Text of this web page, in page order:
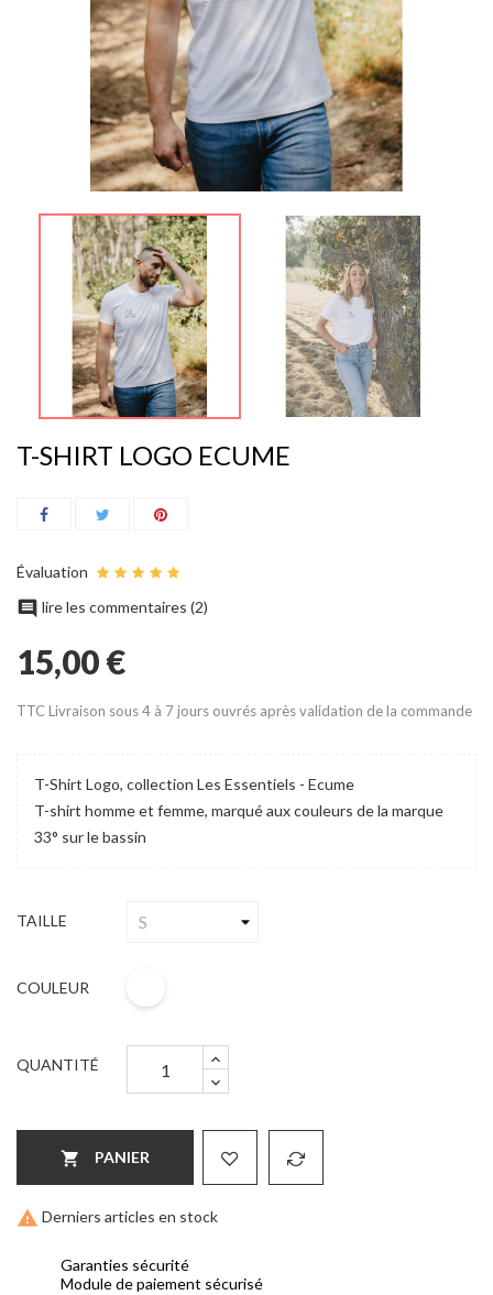
T-SHIRT LOGO ECUME
Évaluation
 lire les commentaires (2)
15,00 €
TTC Livraison sous 4 à 7 jours ouvrés après validation de la commande
T-Shirt Logo, collection Les Essentiels - Ecume
T-shirt homme et femme, marqué aux couleurs de la marque
33° sur le bassin
TAILLE
COULEUR
QUANTITÉ
 PANIER
 Derniers articles en stock
Garanties sécurité
Module de paiement sécurisé